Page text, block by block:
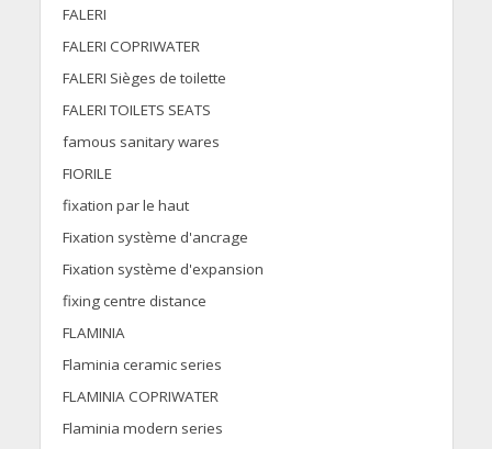
FALERI
FALERI COPRIWATER
FALERI Sièges de toilette
FALERI TOILETS SEATS
famous sanitary wares
FIORILE
fixation par le haut
Fixation système d'ancrage
Fixation système d'expansion
fixing centre distance
FLAMINIA
Flaminia ceramic series
FLAMINIA COPRIWATER
Flaminia modern series